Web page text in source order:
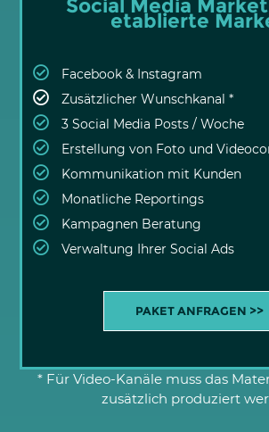
Social Media
etablierte
Facebook & Instagram
Zusätzlicher Wunschkanal *
3 Social Media Posts / Woche
Erstellung von Foto und
Kommunikation mit Kunden
Monatliche Reportings
Kampagnen Beratung
Verwaltung Ihrer Social Ads
PAKET ANFRAGEN >>
* Für Video-Kanäle muss das
zusätzlich produziert